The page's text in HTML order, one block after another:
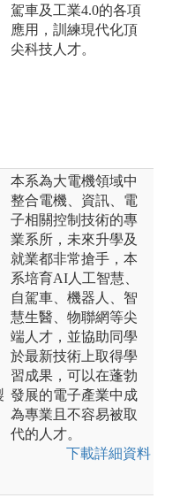
駕車及工業4.0的各項
應用，訓練現代化頂
尖科技人才。
本系為大電機領域中
整合電機、資訊、電
子相關控制技術的專
業系所，未來升學及
就業都非常搶手，本
系培育AI人工智慧、
自駕車、機器人、智
慧生醫、物聯網等尖
端人才，並協助同學
於最新技術上取得學
習成果，可以在蓬勃
發展的電子產業中成
為專業且不容易被取
代的人才。
下載詳細資料